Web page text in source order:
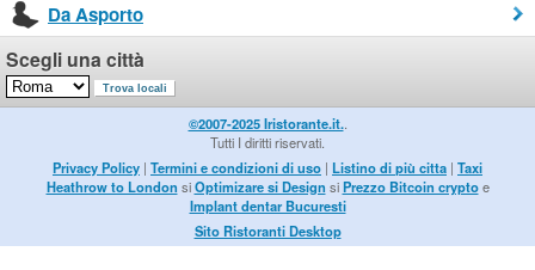
Da Asporto
Scegli una città
©2007-2025 Iristorante.it..
Tutti I diritti riservati.
Privacy Policy | Termini e condizioni di uso | Listino di più citta | Taxi
Heathrow to London siOptimizare si Design siPrezzo Bitcoin cryptoe
Implant dentar Bucuresti
Sito Ristoranti Desktop